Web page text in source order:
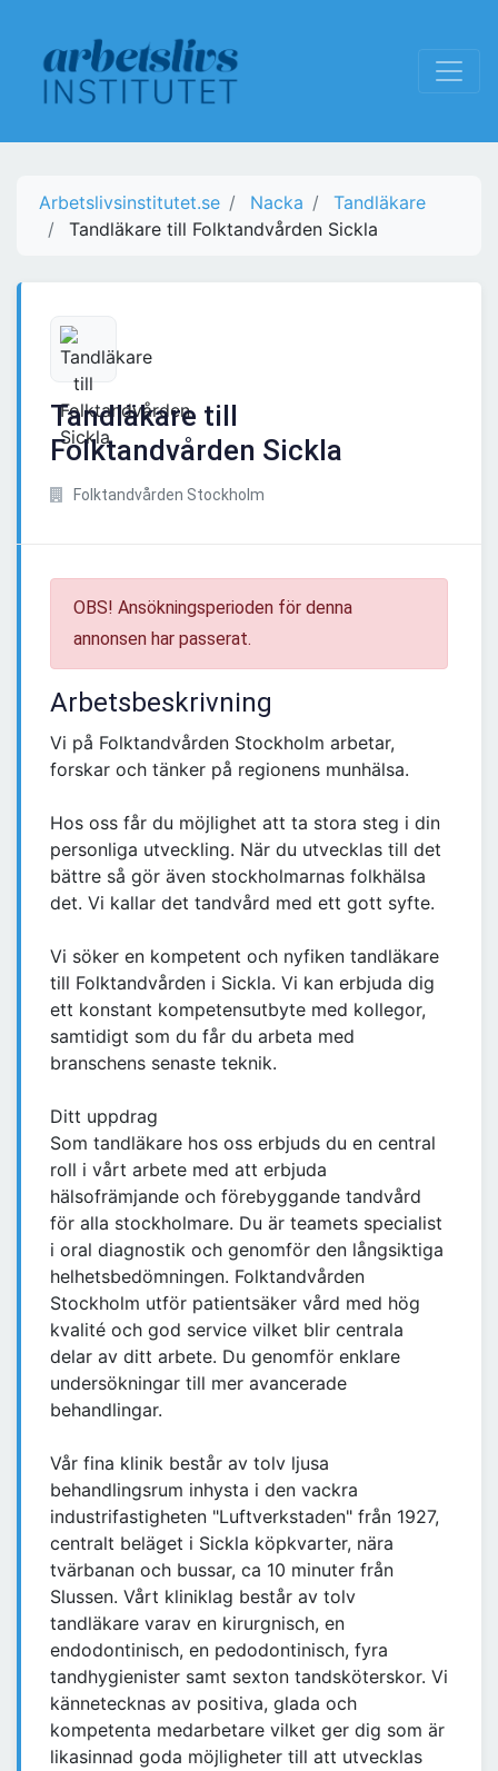
Arbetslivsinstitutet.se Nacka
Tandläkare
Tandläkare till Folktandvården Sickla
Tandläkare till
Folktandvården Sickla
Folktandvården Stockholm
OBS! Ansökningsperioden för denna
annonsen har passerat.
Arbetsbeskrivning
Vi på Folktandvården Stockholm arbetar,
forskar och tänker på regionens munhälsa.
Hos oss får du möjlighet att ta stora steg i din
personliga utveckling. När du utvecklas till det
bättre så gör även stockholmarnas folkhälsa
det. Vi kallar det tandvård med ett gott syfte.
Vi söker en kompetent och nyfiken tandläkare
till Folktandvården i Sickla. Vi kan erbjuda dig
ett konstant kompetensutbyte med kollegor,
samtidigt som du får du arbeta med
branschens senaste teknik.
Ditt uppdrag
Som tandläkare hos oss erbjuds du en central
roll i vårt arbete med att erbjuda
hälsofrämjande och förebyggande tandvård
för alla stockholmare. Du är teamets specialist
i oral diagnostik och genomför den långsiktiga
helhetsbedömningen. Folktandvården
Stockholm utför patientsäker vård med hög
kvalité och god service vilket blir centrala
delar av ditt arbete. Du genomför enklare
undersökningar till mer avancerade
behandlingar.
Vår fina klinik består av tolv ljusa
behandlingsrum inhysta i den vackra
industrifastigheten "Luftverkstaden" från 1927,
centralt beläget i Sickla köpkvarter, nära
tvärbanan och bussar, ca 10 minuter från
Slussen. Vårt kliniklag består av tolv
tandläkare varav en kirurgnisch, en
endodontinisch, en pedodontinisch, fyra
tandhygienister samt sexton tandsköterskor. Vi
kännetecknas av positiva, glada och
kompetenta medarbetare vilket ger dig som är
likasinnad goda möjligheter till att utvecklas